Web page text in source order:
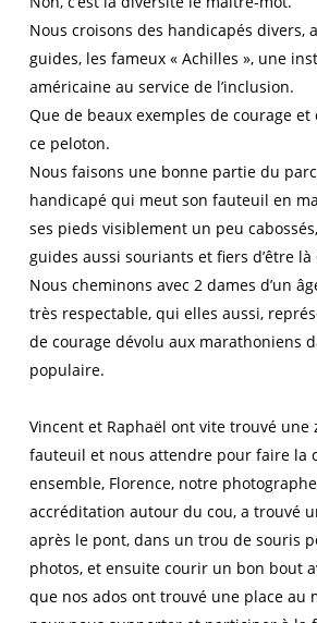
Nous croisons des handicapés divers,
guides, les fameux « Achilles », une
américaine au service de l’inclusion.
Que de beaux exemples de courage
ce peloton.
Nous faisons une bonne partie du
handicapé qui meut son fauteuil en
ses pieds visiblement un peu
guides aussi souriants et fiers d’être là
Nous cheminons avec 2 dames d’un
très respectable, qui elles aussi,
de courage dévolu aux marathoniens
populaire.
Vincent et Raphaël ont vite trouvé une
fauteuil et nous attendre pour faire la
ensemble, Florence, notre
accréditation autour du cou, a trouvé
après le pont, dans un trou de souris
photos, et ensuite courir un bon bout
que nos ados ont trouvé une place au